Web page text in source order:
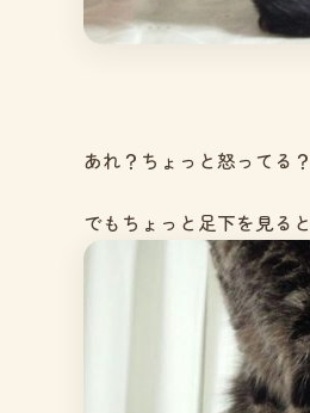
あれ？ちょっと怒ってる
でもちょっと足下を見る